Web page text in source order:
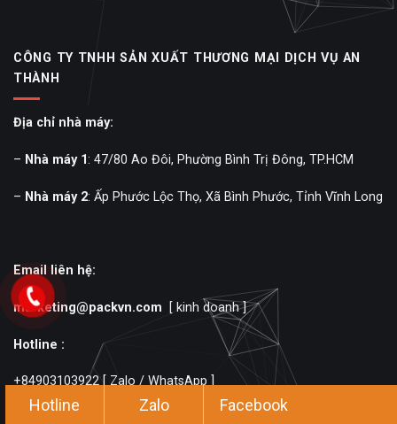
Hotline Zalo Facebook
CÔNG TY TNHH SẢN XUẤT THƯƠNG MẠI DỊCH VỤ AN
THÀNH
Địa chỉ nhà máy:
– Nhà máy 1: 47/80 Ao Đôi, Phường Bình Trị Đông, TP.HCM
– Nhà máy 2: Ấp Phước Lộc Thọ, Xã Bình Phước, Tỉnh Vĩnh Long
Email liên hệ:
marketing@packvn.com [ kinh doanh ]
Hotline :
+84903103922 [ Zalo / WhatsApp ]